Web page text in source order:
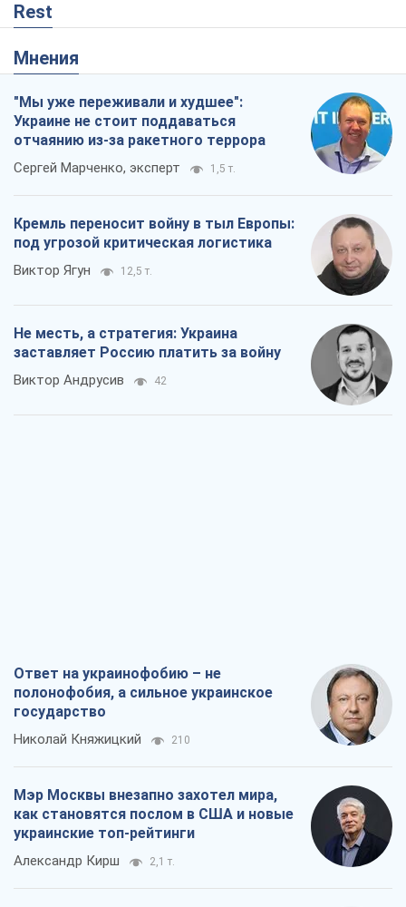
Rest
Мнения
"Мы уже переживали и худшее":
Украине не стоит поддаваться
отчаянию из-за ракетного террора
Сергей Марченко, эксперт 1,5 т.
Кремль переносит войну в тыл Европы:
под угрозой критическая логистика
Виктор Ягун 12,5 т.
Не месть, а стратегия: Украина
заставляет Россию платить за войну
Виктор Андрусив 42
Ответ на украинофобию – не
полонофобия, а сильное украинское
государство
Николай Княжицкий 210
Мэр Москвы внезапно захотел мира,
как становятся послом в США и новые
украинские топ-рейтинги
Александр Кирш 2,1 т.